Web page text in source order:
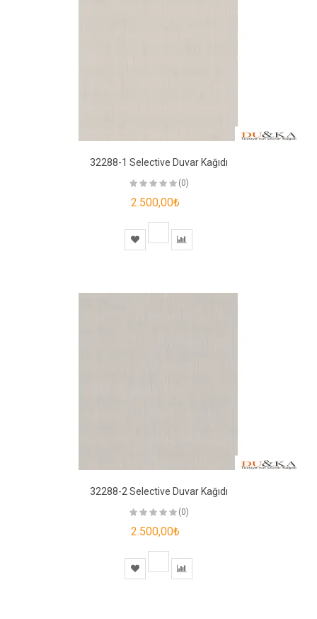
32288-1 Selective Duvar Kağıdı
(0)
2.500,00₺
32288-2 Selective Duvar Kağıdı
(0)
2.500,00₺